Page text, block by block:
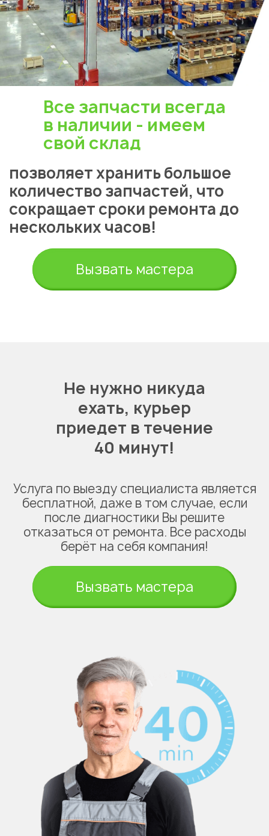
Все запчасти всегда
в наличии - имеем
свой склад
позволяет хранить большое
количество запчастей, что
сокращает сроки ремонта до
нескольких часов!
Вызвать мастера
Не нужно никуда
ехать, курьер
приедет в течение
40 минут!
Услуга по выезду специалиста является
бесплатной, даже в том случае, если
после диагностики Вы решите
отказаться от ремонта. Все расходы
берёт на себя компания!
Вызвать мастера
Укажите из какого вы
города